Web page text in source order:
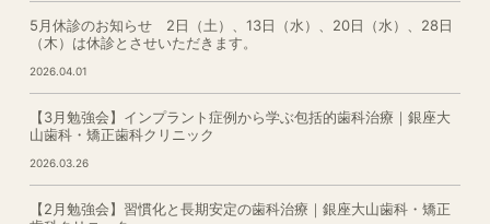
5月休診のお知らせ 2日（土）、13日（水）、20日（水）、28日
（木）は休診とさせいただきます。
2026.04.01
【3月勉強会】インプラント症例から学ぶ包括的歯科治療｜銀座大
山歯科・矯正歯科クリニック
2026.03.26
【2月勉強会】習慣化と長期安定の歯科治療｜銀座大山歯科・矯正